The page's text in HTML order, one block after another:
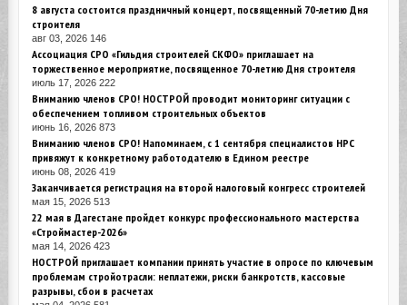
8 августа состоится праздничный концерт, посвященный 70-летию Дня
строителя
авг 03, 2026 146
Ассоциация СРО «Гильдия строителей СКФО» приглашает на
торжественное мероприятие, посвященное 70-летию Дня строителя
июль 17, 2026 222
Вниманию членов СРО! НОСТРОЙ проводит мониторинг ситуации с
обеспечением топливом строительных объектов
июнь 16, 2026 873
Вниманию членов СРО! Напоминаем, с 1 сентября специалистов НРС
привяжут к конкретному работодателю в Едином реестре
июнь 08, 2026 419
Заканчивается регистрация на второй налоговый конгресс строителей
мая 15, 2026 513
22 мая в Дагестане пройдет конкурс профессионального мастерства
«Строймастер-2026»
мая 14, 2026 423
НОСТРОЙ приглашает компании принять участие в опросе по ключевым
проблемам стройотрасли: неплатежи, риски банкротств, кассовые
разрывы, сбои в расчетах